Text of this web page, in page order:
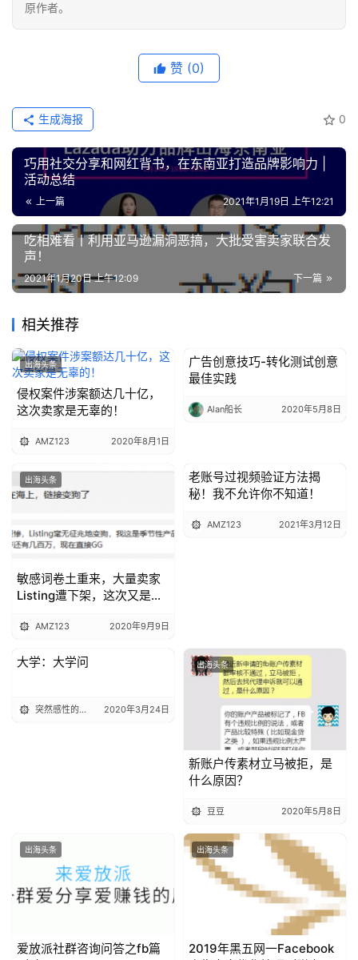
原作者。
赞 (0)
0
生成海报
巧用社交分享和网红背书，在东南亚打造品牌影响力 |
活动总结
上一篇 2021年1月19日 上午12:21
吃相难看丨利用亚马逊漏洞恶搞，大批受害卖家联合发
声！
下一篇
2021年1月20日 上午12:09
相关推荐
出海头条
侵权案件涉案额达几十亿，
这次卖家是无辜的！
AMZ123 2020年8月1日
出海头条
广告创意技巧-转化测试创意
最佳实践
Alan船长 2020年5月8日
出海头条
敏感词卷土重来，大量卖家
Listing遭下架，这次又是谁
AMZ123 2020年9月9日
出海头条
老账号过视频验证方法揭
秘！我不允许你不知道！
AMZ123 2021年3月12日
出海头条
大学：大学问
突然感性的图帕 2020年3月24日
出海头条
新账户传素材立马被拒，是
什么原因？
豆豆 2020年5月8日
出海头条
爱放派社群咨询问答之fb篇
出海头条
2019年黑五网一Facebook